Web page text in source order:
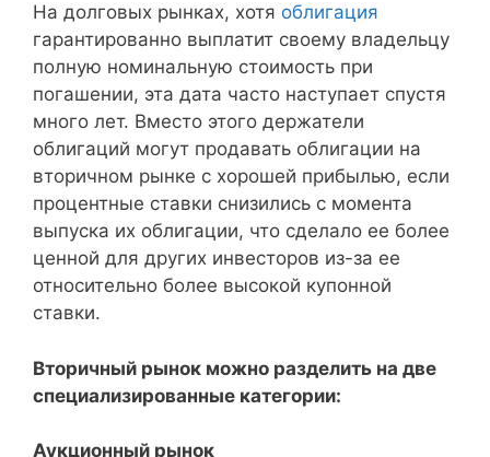
На долговых рынках, хотя облигация
гарантированно выплатит своему владельцу
полную номинальную стоимость при
погашении, эта дата часто наступает спустя
много лет. Вместо этого держатели
облигаций могут продавать облигации на
вторичном рынке с хорошей прибылью, если
процентные ставки снизились с момента
выпуска их облигации, что сделало ее более
ценной для других инвесторов из-за ее
относительно более высокой купонной
ставки.
Вторичный рынок можно разделить на две
специализированные категории:
Аукционный рынок